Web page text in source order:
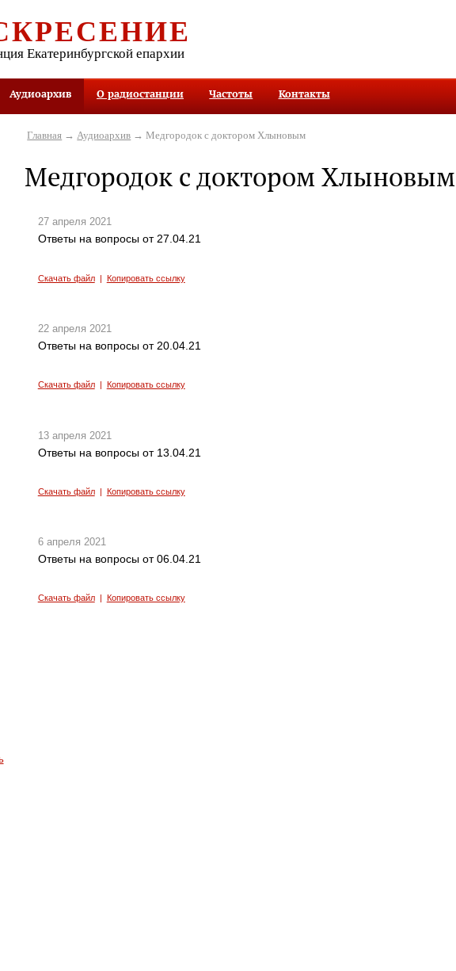
Екатеринбургской епархии
Аудиоархив О радиостанции Частоты Контакты
Главная → Аудиоархив → Медгородок с доктором Хлыновым
Медгородок с доктором Хлыновым
27 апреля 2021
Ответы на вопросы от 27.04.21
Скачать файл| Копировать ссылку
22 апреля 2021
Ответы на вопросы от 20.04.21
Скачать файл| Копировать ссылку
13 апреля 2021
Ответы на вопросы от 13.04.21
Скачать файл| Копировать ссылку
6 апреля 2021
Ответы на вопросы от 06.04.21
Скачать файл| Копировать ссылку